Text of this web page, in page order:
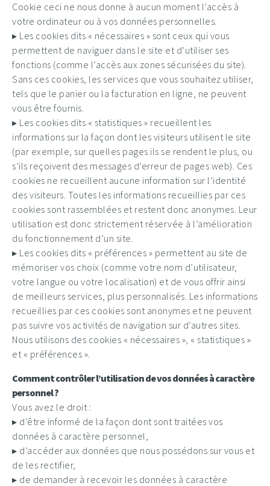
Cookie ceci ne nous donne à aucun moment l’accès à
votre ordinateur ou à vos données personnelles.
▸ Les cookies dits « nécessaires » sont ceux qui vous
permettent de naviguer dans le site et d’utiliser ses
fonctions (comme l’accès aux zones sécurisées du site).
Sans ces cookies, les services que vous souhaitez utiliser,
tels que le panier ou la facturation en ligne, ne peuvent
vous être fournis.
▸ Les cookies dits « statistiques » recueillent les
informations sur la façon dont les visiteurs utilisent le site
(par exemple, sur quelles pages ils se rendent le plus, ou
s’ils reçoivent des messages d’erreur de pages web). Ces
cookies ne recueillent aucune information sur l’identité
des visiteurs. Toutes les informations recueillies par ces
cookies sont rassemblées et restent donc anonymes. Leur
utilisation est donc strictement réservée à l’amélioration
du fonctionnement d’un site.
▸ Les cookies dits « préférences » permettent au site de
mémoriser vos choix (comme votre nom d’utilisateur,
votre langue ou votre localisation) et de vous offrir ainsi
de meilleurs services, plus personnalisés. Les informations
recueillies par ces cookies sont anonymes et ne peuvent
pas suivre vos activités de navigation sur d’autres sites.
Nous utilisons des cookies « nécessaires », « statistiques »
et « préférences ».
Comment contrôler l’utilisation de vos données à caractère
personnel ?
Vous avez le droit :
▸ d’être informé de la façon dont sont traitées vos
données à caractère personnel,
▸ d’accéder aux données que nous possédons sur vous et
de les rectifier,
▸ de demander à recevoir les données à caractère